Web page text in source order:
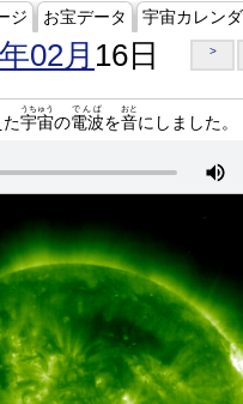
ジ お宝データ 宇宙カレン
02月 16日 >
た宇宙
うちゅう
の電波
でんぱ
を音
おと
にしました。